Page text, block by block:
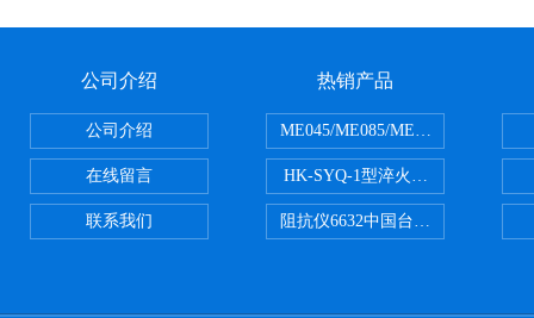
公司介绍
公司介绍
在线留言
联系我们
热销产品
ME045/ME085/ME150ME系列
HK-SYQ-1型淬火介质冷却性能测
阻抗仪6632中国台湾益和